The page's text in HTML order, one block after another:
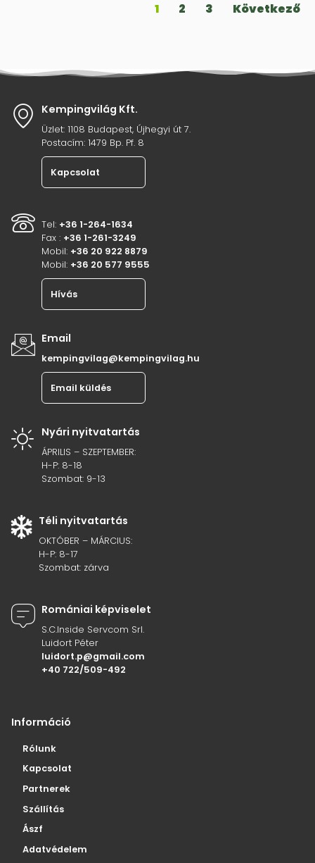
1 2 3 Következő
Kempingvilág Kft.
Üzlet: 1108 Budapest, Újhegyi út 7.
Postacím: 1479 Bp. Pf. 8
Kapcsolat
Tel: +36 1-264-1634
Fax : +36 1-261-3249
Mobil: +36 20 922 8879
Mobil: +36 20 577 9555
Hívás
Email
kempingvilag@kempingvilag.hu
Email küldés
Nyári nyitvatartás
ÁPRILIS – SZEPTEMBER:
H-P: 8-18
Szombat: 9-13
Téli nyitvatartás
OKTÓBER – MÁRCIUS:
H-P: 8-17
Szombat: zárva
Romániai képviselet
S.C.Inside Servcom Srl.
Luidort Péter
luidort.p@gmail.com
+40 722/509-492
Információ
Rólunk
Kapcsolat
Partnerek
Szállítás
Ászf
Adatvédelem